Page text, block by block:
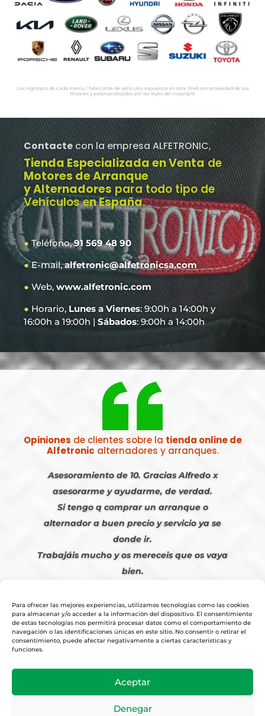
Para ofrecer las mejores experiencias, utilizamos tecnologías como las cookies
para almacenar y/o acceder a la información del dispositivo. El consentimiento
de estas tecnologías nos permitirá procesar datos como el comportamiento de
navegación o las identificaciones únicas en este sitio. No consentir o retirar el
consentimiento, puede afectar negativamente a ciertas características y
funciones.
Aceptar
Denegar
Los logotipos de cada marca / fabricante de vehículos expuestos en esta Web son propiedad de sus
titulares y están protegidos por las leyes del copyright.
Contacte con la empresa ALFETRONIC,
Tienda Especializada en Venta de
Motores de Arranque
y Alternadores para todo tipo de
Vehículos en España.
●Teléfono,91 569 48 90
●E-mail,alfetronic@alfetronicsa.com
● Web, www.alfetronic.com
● Horario, Lunes a Viernes: 9:00h a 14:00h y
16:00h a 19:00h | Sábados: 9:00h a 14:00h
Opiniones de clientes sobre la tienda online de
Alfetronic alternadores y arranques.
Asesoramiento de 10. Gracias Alfredo x
asesorarme y ayudarme, de verdad.
Si tengo q comprar un arranque o
alternador a buen precio y servicio ya se
donde ir.
Trabajáis mucho y os mereceis que os vaya
bien.
Condiciones Venta Online
Diseño y Posicionamiento Web,Agencia web-espana.es